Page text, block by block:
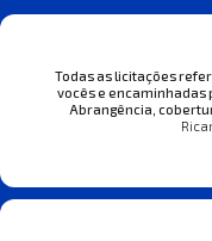
Todas as licitações
vocês e encaminhadas
Abrangência,